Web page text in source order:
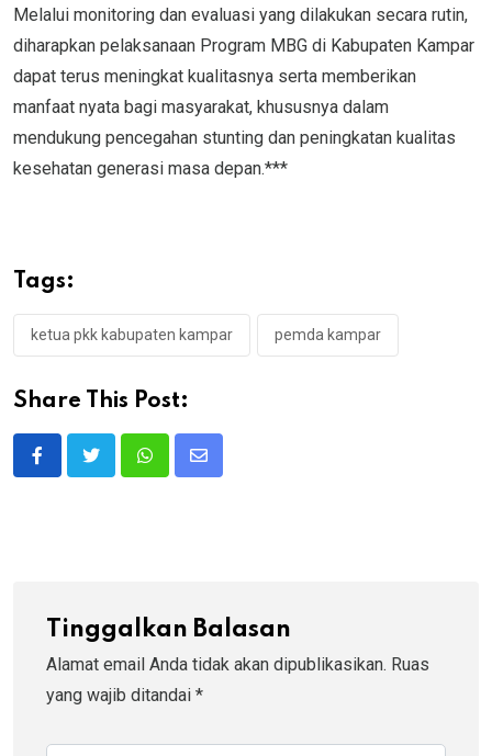
Melalui monitoring dan evaluasi yang dilakukan secara rutin,
diharapkan pelaksanaan Program MBG di Kabupaten Kampar
dapat terus meningkat kualitasnya serta memberikan
manfaat nyata bagi masyarakat, khususnya dalam
mendukung pencegahan stunting dan peningkatan kualitas
kesehatan generasi masa depan.***
Tags:
ketua pkk kabupaten kampar pemda kampar
Share This Post:
WhatsappShare
Tinggalkan Balasan
Alamat email Anda tidak akan dipublikasikan. Ruas
yang wajib ditandai *